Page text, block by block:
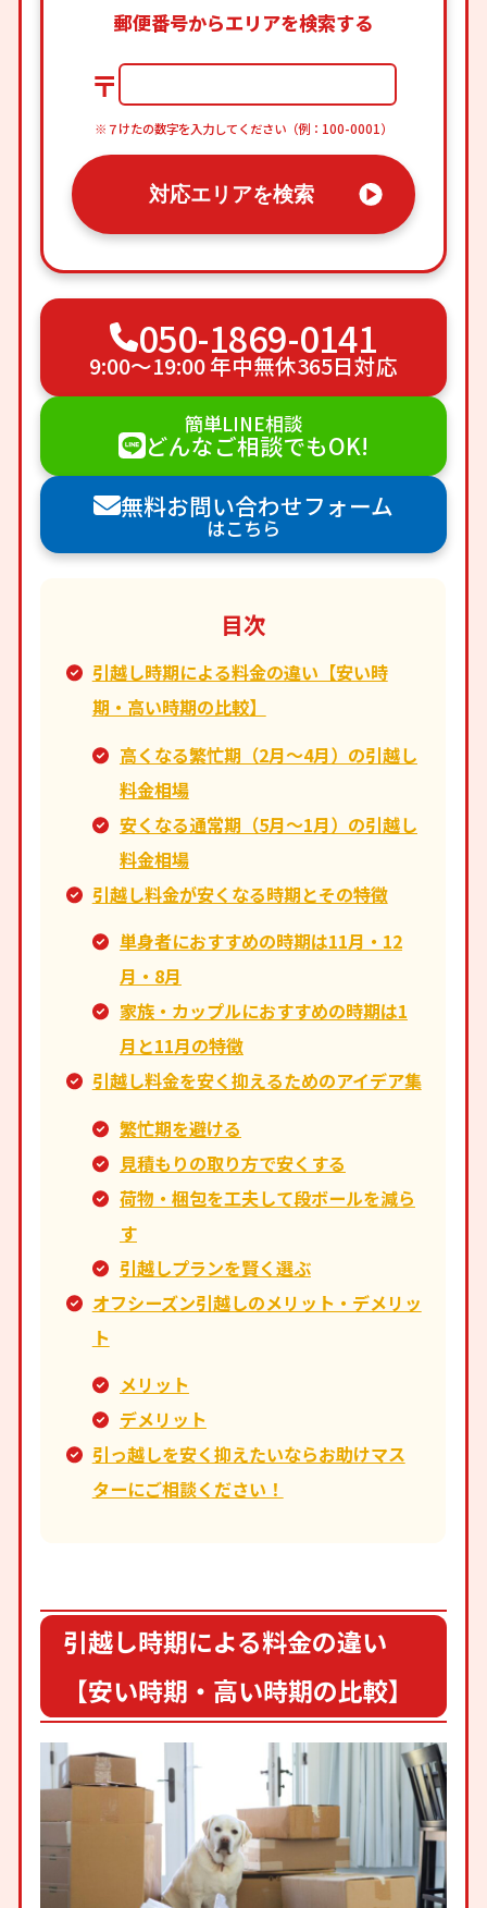
郵便番号からエリアを検索する
〒
※７けたの数字を入力してください（例：100-0001）
対応エリアを検索
050-1869-0141
9:00〜19:00 年中無休365日対応
簡単LINE相談
どんなご相談でもOK!
無料お問い合わせフォーム
はこちら
目次
引越し時期による料金の違い【安い時
期・高い時期の比較】
高くなる繁忙期（2月～4月）の引越し
料金相場
安くなる通常期（5月～1月）の引越し
料金相場
引越し料金が安くなる時期とその特徴
単身者におすすめの時期は11月・12
月・8月
家族・カップルにおすすめの時期は1
月と11月の特徴
引越し料金を安く抑えるためのアイデア集
繁忙期を避ける
見積もりの取り方で安くする
荷物・梱包を工夫して段ボールを減ら
す
引越しプランを賢く選ぶ
オフシーズン引越しのメリット・デメリッ
ト
メリット
デメリット
引っ越しを安く抑えたいならお助けマス
ターにご相談ください！
引越し時期による料金の違い
【安い時期・高い時期の比較】